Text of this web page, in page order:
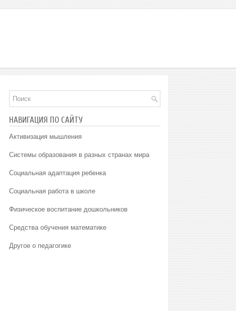
НАВИГАЦИЯ ПО САЙТУ
Активизация мышления
Системы образования в разных странах мира
Социальная адаптация ребенка
Социальная работа в школе
Физическое воспитание дошкольников
Средства обучения математике
Другое о педагогике